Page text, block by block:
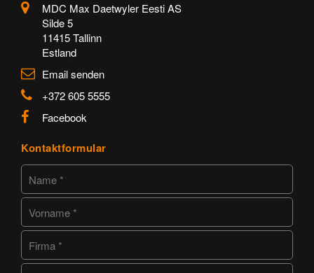
MDC Max Daetwyler Eesti AS
Silde 5
11415 Tallinn
Estland
Email senden
+372 605 5555
Facebook
Kontaktformular